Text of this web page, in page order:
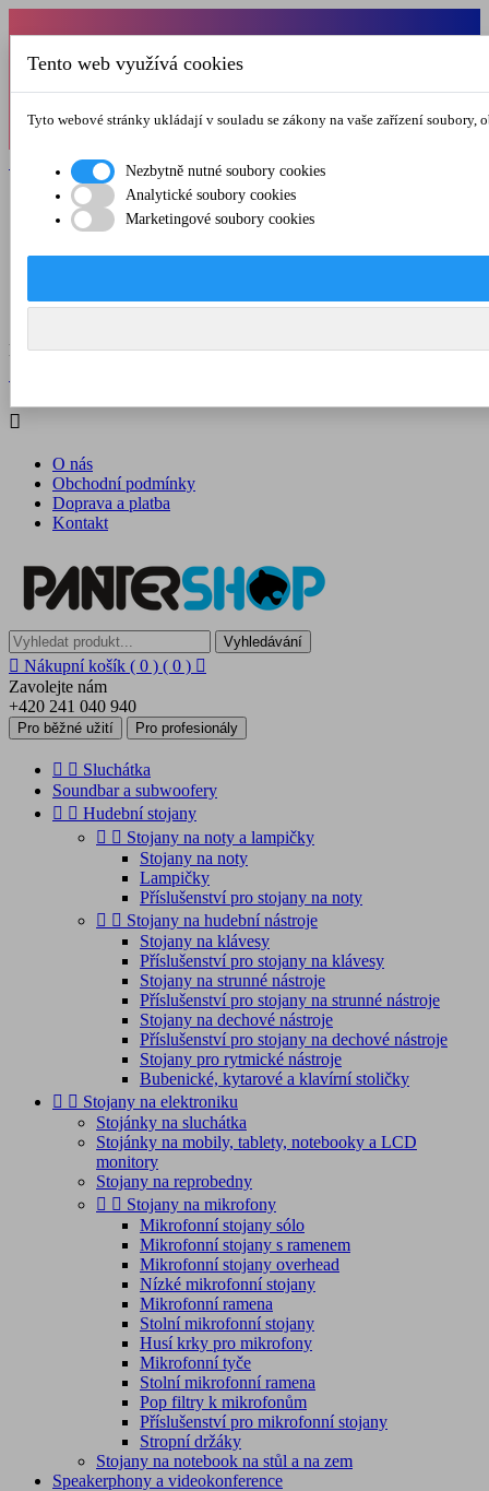
Od 1.7.-31.8.2026 budeme mít v pátek
zkrácenou provozní dobu do 12.00 hod. Přejeme
Registrovat  Přihlásit se
O nás
Kontakt
Menu  

O nás
Obchodní podmínky
Doprava a platba
Kontakt
Vyhledávání
 Nákupní košík ( 0 ) ( 0 ) 
Zavolejte nám
+420 241 040 940
Pro běžné užití Pro profesionály
  Sluchátka
Soundbar a subwoofery
  Hudební stojany
  Stojany na noty a lampičky
Stojany na noty
Lampičky
Příslušenství pro stojany na noty
  Stojany na hudební nástroje
Stojany na klávesy
Příslušenství pro stojany na klávesy
Stojany na strunné nástroje
Příslušenství pro stojany na strunné nástroje
Stojany na dechové nástroje
Příslušenství pro stojany na dechové nástroje
Stojany pro rytmické nástroje
Bubenické, kytarové a klavírní stoličky
  Stojany na elektroniku
Stojánky na sluchátka
Stojánky na mobily, tablety, notebooky a LCD
monitory
Stojany na reprobedny
  Stojany na mikrofony
Mikrofonní stojany sólo
Mikrofonní stojany s ramenem
Mikrofonní stojany overhead
Nízké mikrofonní stojany
Mikrofonní ramena
Stolní mikrofonní stojany
Husí krky pro mikrofony
Mikrofonní tyče
Stolní mikrofonní ramena
Pop filtry k mikrofonům
Příslušenství pro mikrofonní stojany
Stropní držáky
Stojany na notebook na stůl a na zem
Speakerphony a videokonference
Tento web využívá cookies
Tyto webové stránky ukládají v souladu se zákony na vaše zařízení
Nezbytně nutné soubory cookies
Analytické soubory cookies
Marketingové soubory cookies